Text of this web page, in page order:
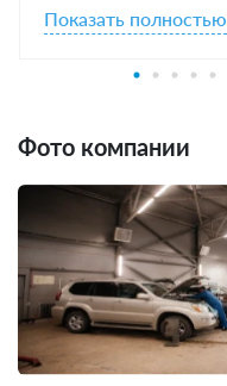
Показать полностью
Фото компании